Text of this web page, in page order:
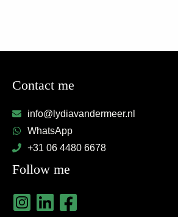
Contact me
info@lydiavandermeer.nl
WhatsApp
+31 06 4480 6678
Follow me